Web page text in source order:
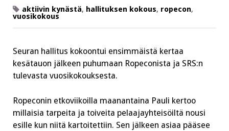
kynästä:
Elämä
aktiivin kynästä, hallituksen kokous, ropecon,
vuosikokous
Seuran hallitus kokoontui ensimmäistä kertaa
kesätauon jälkeen puhumaan Ropeconista ja SRS:n
tulevasta vuosikokouksesta.
Ropeconin etkoviikoilla maanantaina Pauli kertoo
millaisia tarpeita ja toiveita pelaajayhteisöiltä nousi
esille kun niitä kartoitettiin. Sen jälkeen asiaa pääsee